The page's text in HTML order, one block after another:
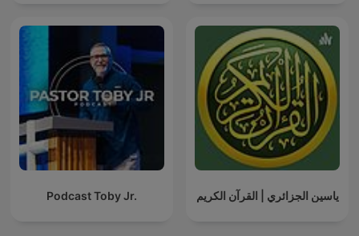
Podcast Toby Jr. ياسين الجزائري | القرآن الكريم